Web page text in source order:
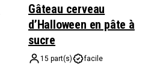
Gâteau cerveau
d’Halloween en pâte à
sucre
15 part(s) facile